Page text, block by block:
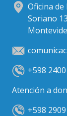
Oficina
Soriano
+598
Atención a
+598